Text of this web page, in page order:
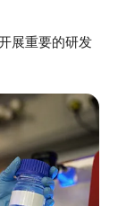
展重要的研发